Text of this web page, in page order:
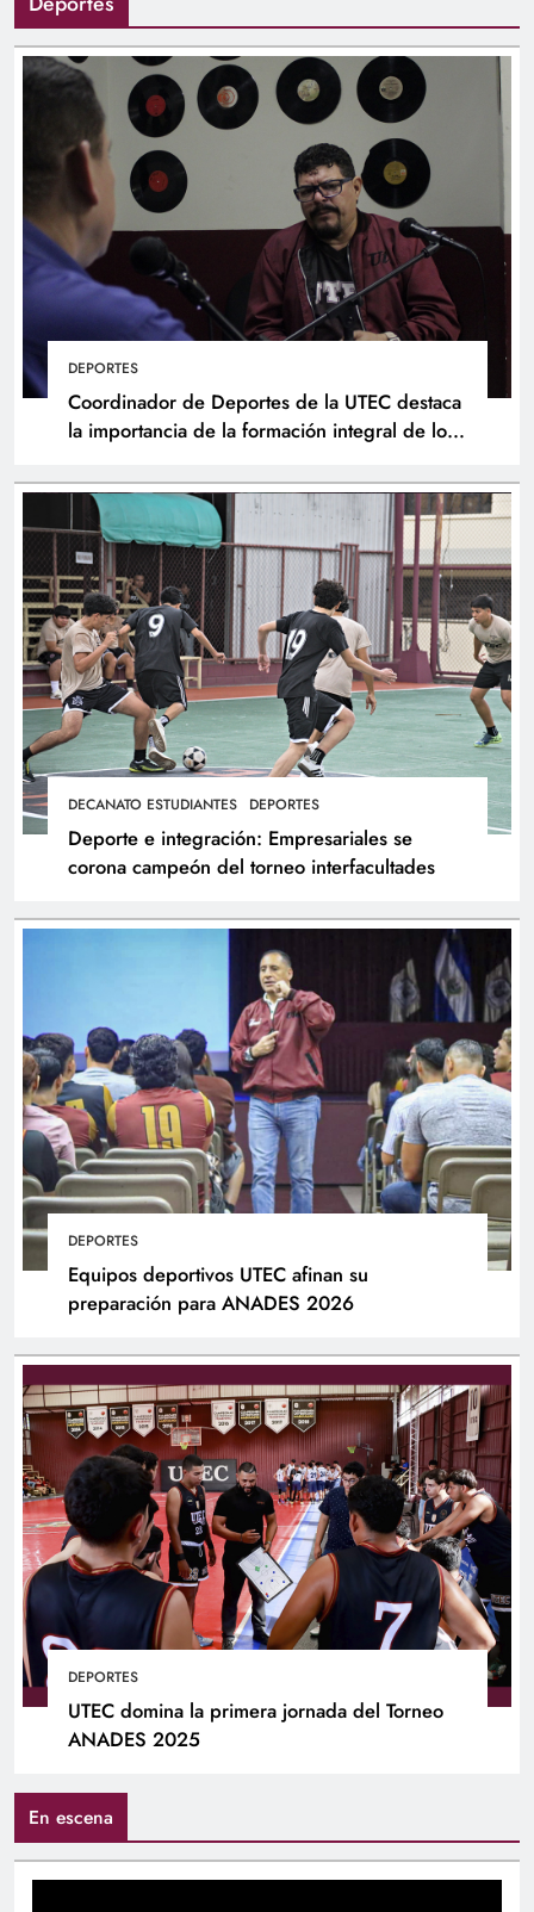
DEPORTES
Coordinador de Deportes de la UTEC destaca
la importancia de la formación integral de los
DECANATO ESTUDIANTES DEPORTES
Deporte e integración: Empresariales se
corona campeón del torneo interfacultades
DEPORTES
Equipos deportivos UTEC afinan su
preparación para ANADES 2026
DEPORTES
UTEC domina la primera jornada del Torneo
ANADES 2025
En escena